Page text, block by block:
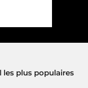
les plus populaires